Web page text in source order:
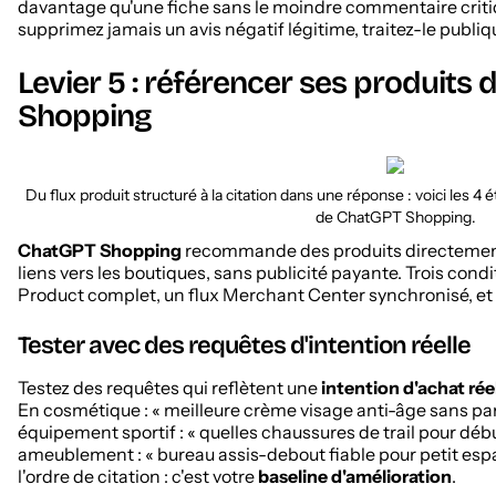
davantage qu'une fiche sans le moindre commentaire
supprimez jamais un avis négatif légitime, traitez-le
Levier 5 : référencer ses produits
Shopping
Du flux produit structuré à la citation dans une réponse : voici les 4
de ChatGPT Shopping.
ChatGPT Shopping recommande des produits
liens vers les boutiques, sans publicité payante. Trois
Product complet, un flux Merchant Center synchronisé,
Tester avec des requêtes d'intention réelle
Testez des requêtes qui reflètent uneintention d'achat
En cosmétique : « meilleure crème visage anti-âge sans
équipement sportif : « quelles chaussures de trail pour
ameublement : « bureau assis-debout fiable pour petit
l'ordre de citation : c'est votre baseline d'amélioration.